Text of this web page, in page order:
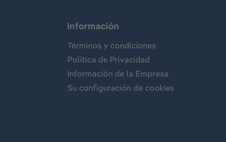
Información
Términos y condiciones
Política de Privacidad
Información de la Empresa
Su configuración de cookies